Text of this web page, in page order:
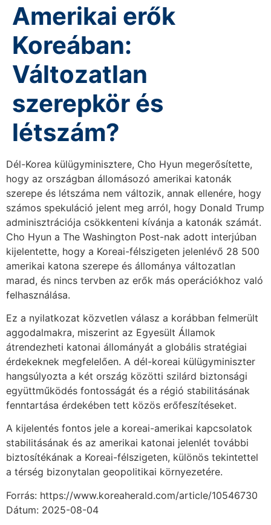
Amerikai erők
Koreában:
Változatlan
szerepkör és
létszám?
Dél-Korea külügyminisztere, Cho Hyun megerősítette,
hogy az országban állomásozó amerikai katonák
szerepe és létszáma nem változik, annak ellenére, hogy
számos spekuláció jelent meg arról, hogy Donald Trump
adminisztrációja csökkenteni kívánja a katonák számát.
Cho Hyun a The Washington Post-nak adott interjúban
kijelentette, hogy a Koreai-félszigeten jelenlévő 28 500
amerikai katona szerepe és állománya változatlan
marad, és nincs tervben az erők más operációkhoz való
felhasználása.
Ez a nyilatkozat közvetlen válasz a korábban felmerült
aggodalmakra, miszerint az Egyesült Államok
átrendezheti katonai állományát a globális stratégiai
érdekeknek megfelelően. A dél-koreai külügyminiszter
hangsúlyozta a két ország közötti szilárd biztonsági
együttműködés fontosságát és a régió stabilitásának
fenntartása érdekében tett közös erőfeszítéseket.
A kijelentés fontos jele a koreai-amerikai kapcsolatok
stabilitásának és az amerikai katonai jelenlét további
biztosítékának a Koreai-félszigeten, különös tekintettel
a térség bizonytalan geopolitikai környezetére.
Forrás: https://www.koreaherald.com/article/10546730
Dátum: 2025-08-04